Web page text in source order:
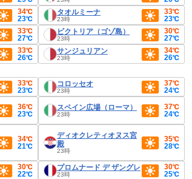
34℃
23℃
タオルミーナ
23時
33℃
23℃
33℃
27℃
ビクトリア（ゴゾ島）
23時
30℃
27℃
33℃
26℃
サンジュリアン
23時
34℃
26℃
33℃
23℃
コロッセオ
23時
37℃
24℃
36℃
23℃
スペイン広場（ローマ）
23時
37℃
24℃
34℃
21℃
ディオクレティオヌス宮
殿
23時
35℃
28℃
30℃
22℃
プロムナード デ ザングレ
23時
30℃
25℃